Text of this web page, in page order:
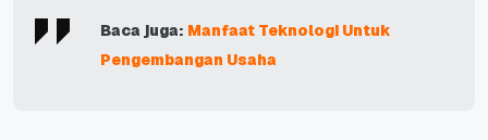
Baca juga: Manfaat Teknologi Untuk
Pengembangan Usaha